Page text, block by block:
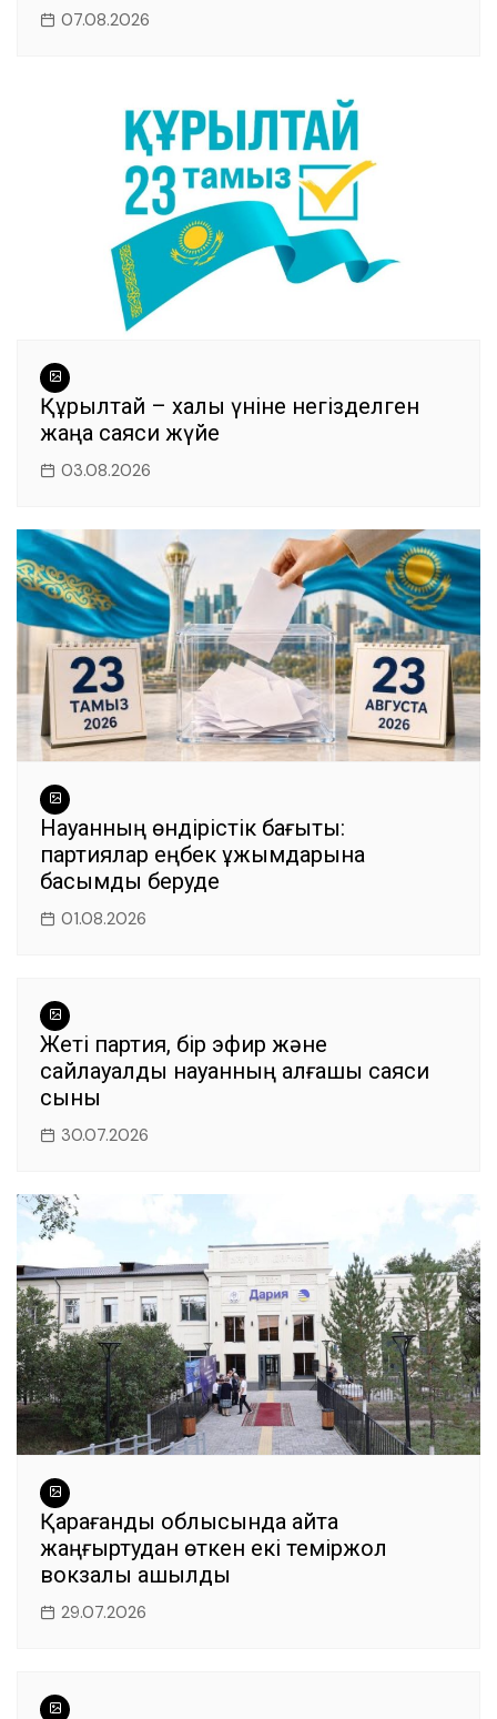
07.08.2026
Құрылтай – халық үніне негізделген
жаңа саяси жүйе
03.08.2026
Науқанның өндірістік бағыты:
партиялар еңбек ұжымдарына
басымдық беруде
01.08.2026
Жеті партия, бір эфир және
сайлауалды науқанның алғашқы саяси
сыны
30.07.2026
Қарағанды облысында қайта
жаңғыртудан өткен екі теміржол
вокзалы ашылды
29.07.2026